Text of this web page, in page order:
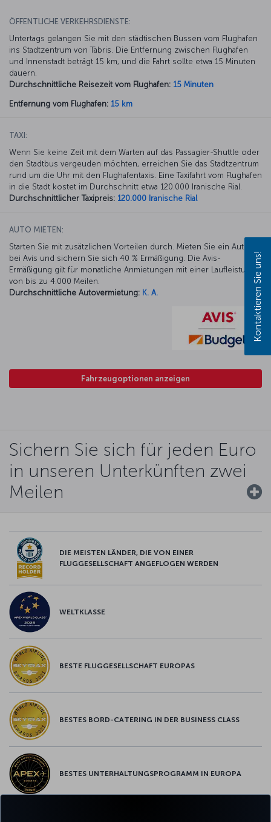
ÖFFENTLICHE VERKEHRSDIENSTE:
Untertags gelangen Sie mit den städtischen Bussen vom Flughafen
ins Stadtzentrum von Täbris. Die Entfernung zwischen Flughafen
und Innenstadt beträgt 15 km, und die Fahrt sollte etwa 15 Minuten
dauern.
Durchschnittliche Reisezeit vom Flughafen: 15 Minuten
Entfernung vom Flughafen: 15 km
TAXI:
Wenn Sie keine Zeit mit dem Warten auf das Passagier-Shuttle oder
den Stadtbus vergeuden möchten, erreichen Sie das Stadtzentrum
rund um die Uhr mit den Flughafentaxis. Eine Taxifahrt vom Flughafen
in die Stadt kostet im Durchschnitt etwa 120.000 Iranische Rial.
Durchschnittlicher Taxipreis: 120.000 Iranische Rial
AUTO MIETEN:
Starten Sie mit zusätzlichen Vorteilen durch. Mieten Sie ein Auto
bei Avis und sichern Sie sich 40 % Ermäßigung. Die Avis-
Ermäßigung gilt für monatliche Anmietungen mit einer Laufleistung
von bis zu 4.000 Meilen.
Durchschnittliche Autovermietung: K. A.
Fahrzeugoptionen anzeigen
Sichern Sie sich für jeden Euro
in unseren Unterkünften zwei
Meilen
DIE MEISTEN LÄNDER, DIE VON EINER
FLUGGESELLSCHAFT ANGEFLOGEN WERDEN
WELTKLASSE
BESTE FLUGGESELLSCHAFT EUROPAS
BESTES BORD-CATERING IN DER BUSINESS CLASS
BESTES UNTERHALTUNGSPROGRAMM IN EUROPA
Kontaktieren Sie uns!